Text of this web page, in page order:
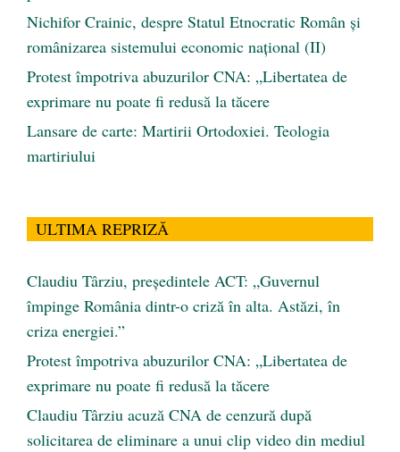
Nichifor Crainic, despre Statul Etnocratic Român şi
românizarea sistemului economic naţional (II)
Protest împotriva abuzurilor CNA: „Libertatea de
exprimare nu poate fi redusă la tăcere
Lansare de carte: Martirii Ortodoxiei. Teologia
martiriului
ULTIMA REPRIZĂ
Claudiu Târziu, președintele ACT: „Guvernul
împinge România dintr-o criză în alta. Astăzi, în
criza energiei.”
Protest împotriva abuzurilor CNA: „Libertatea de
exprimare nu poate fi redusă la tăcere
Claudiu Târziu acuză CNA de cenzură după
solicitarea de eliminare a unui clip video din mediul